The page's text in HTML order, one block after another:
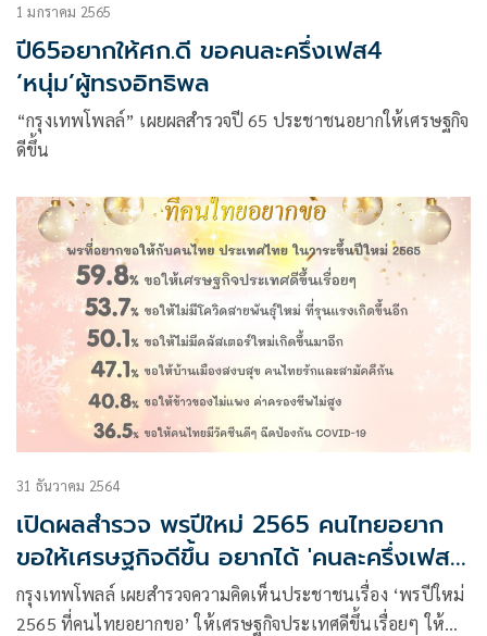
1 มกราคม 2565
ปี65อยากให้ศก.ดี ขอคนละครึ่งเฟส4
‘หนุ่ม’ผู้ทรงอิทธิพล
“กรุงเทพโพลล์” เผยผลสำรวจปี 65 ประชาชนอยากให้เศรษฐกิจ
ดีขึ้น
31 ธันวาคม 2564
เปิดผลสำรวจ พรปีใหม่ 2565 คนไทยอยาก
ขอให้เศรษฐกิจดีขึ้น อยากได้ 'คนละครึ่งเฟส
4'
กรุงเทพโพลล์ เผยสำรวจความคิดเห็นประชาชนเรื่อง ‘พรปีใหม่
2565 ที่คนไทยอยากขอ’ ให้เศรษฐกิจประเทศดีขึ้นเรื่อยๆ ให้